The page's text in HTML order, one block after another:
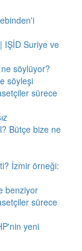
IŞİD Suriye ve
söylüyor?
söyleşi
sürece
Bütçe bize ne
İzmir örneği:
benziyor
sürece
yeni